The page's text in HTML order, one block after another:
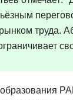
труда.